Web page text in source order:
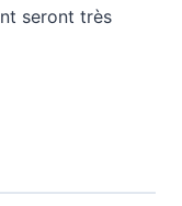
seront très